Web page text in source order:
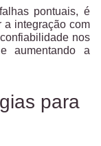
pontuais, é
a integração com
nos
aumentando a
para